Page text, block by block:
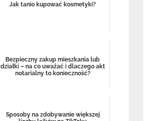
Jak tanio kupować kosmetyki?
Bezpieczny zakup mieszkania lub
działki – na co uważać i dlaczego akt
notarialny to konieczność?
Sposoby na zdobywanie większej